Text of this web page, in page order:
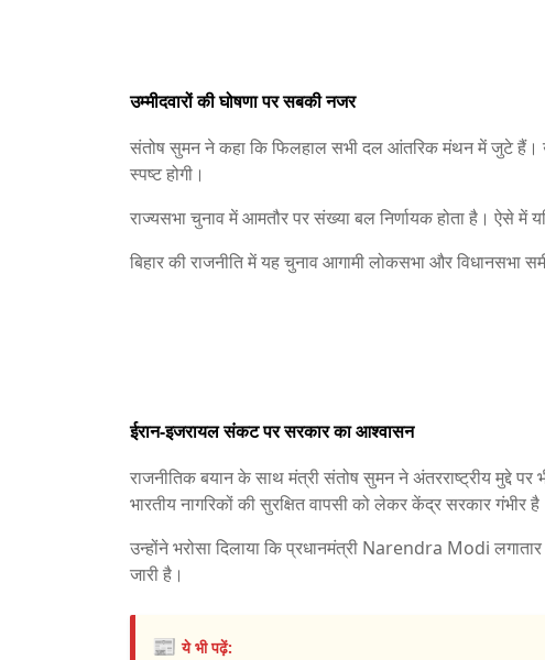
उम्मीदवारों की घोषणा पर सबकी नजर
संतोष सुमन ने कहा कि फिलहाल सभी दल आंतरिक मंथन में जुटे हैं।
स्पष्ट होगी।
राज्यसभा चुनाव में आमतौर पर संख्या बल निर्णायक होता है। ऐसे में
बिहार की राजनीति में यह चुनाव आगामी लोकसभा और विधानसभा
ईरान-इजरायल संकट पर सरकार का आश्वासन
राजनीतिक बयान के साथ मंत्री संतोष सुमन ने अंतरराष्ट्रीय मुद्दे
भारतीय नागरिकों की सुरक्षित वापसी को लेकर केंद्र सरकार गंभीर
उन्होंने भरोसा दिलाया कि प्रधानमंत्री Narendra Modi
जारी है।
📰ये भी पढ़ें: